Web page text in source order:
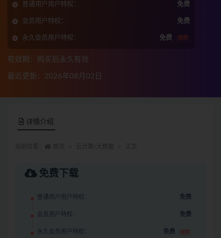
普通用户用户特权： 免费
会员用户特权： 免费
永久会员用户特权： 免费 推荐
有效期：购买后永久有效
最近更新：2026年08月02日
详情介绍
免费下载
普通用户用户特权： 免费
会员用户特权： 免费
永久会员用户特权： 免费 推荐